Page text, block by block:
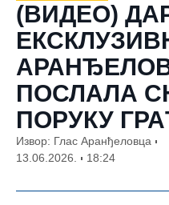
(ВИДЕО)
ПОСЛАЛА
ПОРУКУ
Извор: Глас Аранђеловца
13.06.2026.
18:24